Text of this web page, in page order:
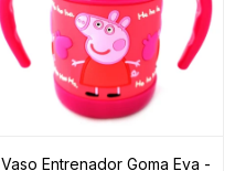
Vaso Entrenador Goma Eva -